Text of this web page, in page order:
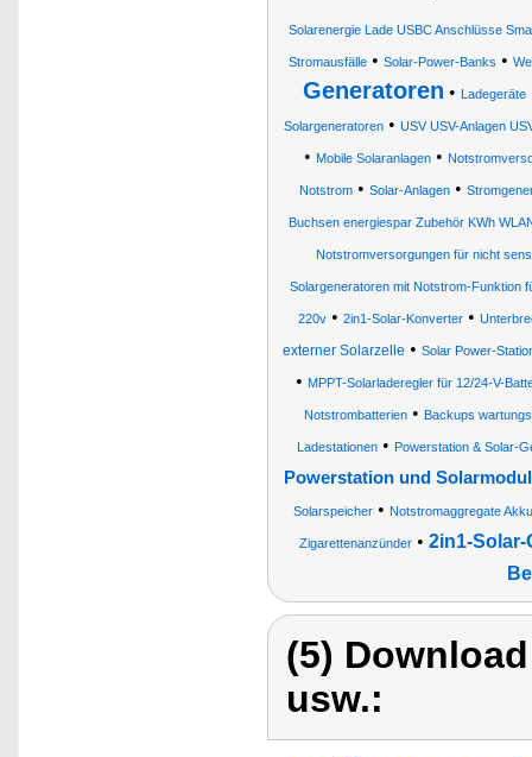
Solarenergie Lade USBC Anschlüsse
Stromausfälle• Solar-Power-Banks •
Generatoren • Ladegeräte
Solargeneratoren• USV USV-Anlagen
• Mobile Solaranlagen •
Notstrom• Solar-Anlagen•
Buchsen energiespar Zubehör KWh
Notstromversorgungen für nicht
Solargeneratoren mit Notstrom-Funktion
220v• 2in1-Solar-Konverter•
externer Solarzelle • Solar Power-
• MPPT-Solarladeregler für 12/24-V-
Notstrombatterien• Backups
Ladestationen• Powerstation & Solar-
Powerstation und Solarmodul
Solarspeicher• Notstromaggregate Akku
Zigarettenanzünder• 2in1-
(5)
usw.: